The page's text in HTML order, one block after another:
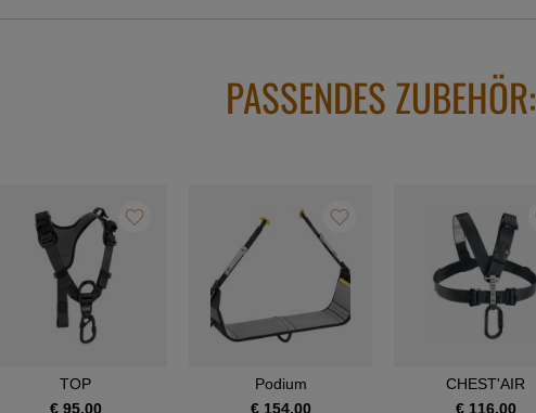
PASSENDES ZUBEHÖR:
TOP
€ 95,00
Podium
€ 154,00
CHEST'AIR
€ 116,00